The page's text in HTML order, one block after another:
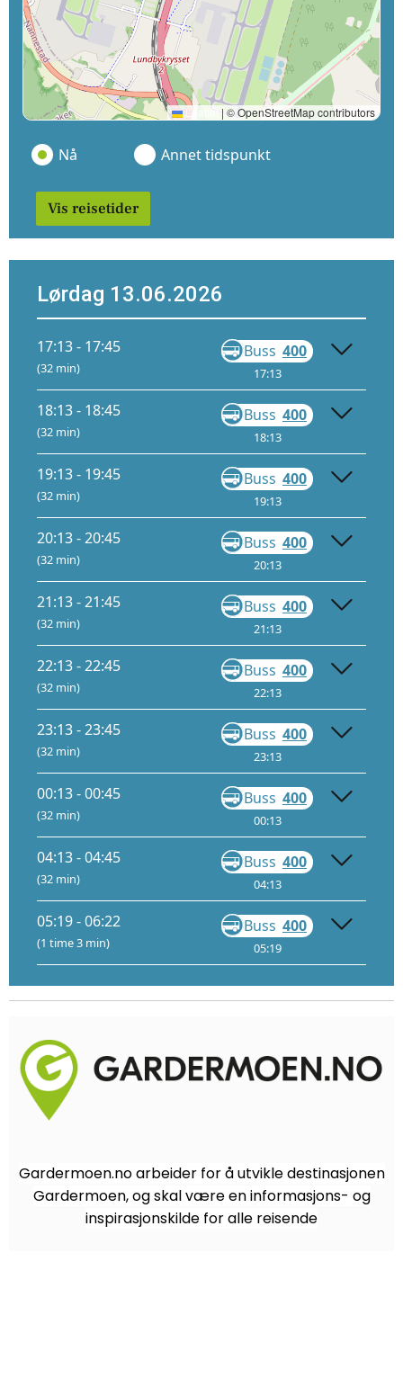
Leaflet | © OpenStreetMap contributors
Nå Annet tidspunkt
Vis reisetider
Lørdag 13.06.2026
17:13 - 17:45
(32 min)
Buss 400
17:13
18:13 - 18:45
(32 min)
Buss 400
18:13
19:13 - 19:45
(32 min)
Buss 400
19:13
20:13 - 20:45
(32 min)
Buss 400
20:13
21:13 - 21:45
(32 min)
Buss 400
21:13
22:13 - 22:45
(32 min)
Buss 400
22:13
23:13 - 23:45
(32 min)
Buss 400
23:13
00:13 - 00:45
(32 min)
Buss 400
00:13
04:13 - 04:45
(32 min)
Buss 400
04:13
05:19 - 06:22
(1 time 3 min)
Buss 400
05:19
Gardermoen.no arbeider for å utvikle destinasjonen
Gardermoen, og skal være en informasjons- og
inspirasjonskilde for alle reisende